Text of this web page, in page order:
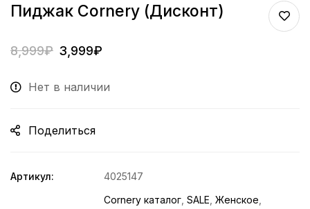
Пиджак Cornery (дисконт)
8,999₽ 3,999₽
Нет в наличии
Поделиться
Артикул:
4025147
Cornery каталог SALE Женское